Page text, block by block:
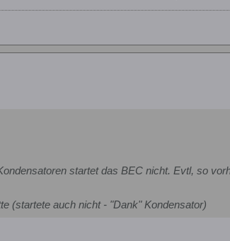
startet das BEC nicht. Evtl, so
(startete auch nicht - "Dank" Kondensator)